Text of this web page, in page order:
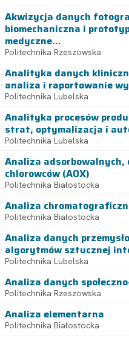
Akwizycja danych
biomechaniczna i
medyczne...
Politechnika Rzeszowska
Analityka danych
analiza i raportowanie
Politechnika Lubelska
Analityka procesów
strat, optymalizacja i
Politechnika Lubelska
Analiza
chlorowców (AOX)
Politechnika Białostocka
Analiza
Politechnika Białostocka
Analiza danych
algorytmów sztucznej
Politechnika Lubelska
Analiza danych
Politechnika Rzeszowska
Analiza elementarna
Politechnika Białostocka